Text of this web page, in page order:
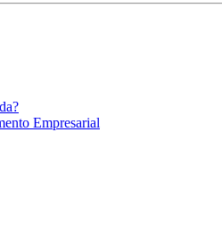
Empresarial